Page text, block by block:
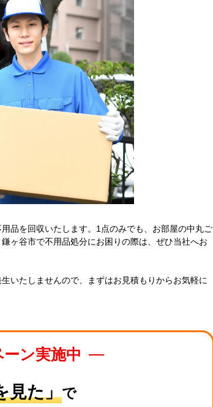
品を回収いたします。1点のみでも、お部屋の中丸ご
ヶ谷市で不用品処分にお困りの際は、ぜひ当社へお
いたしませんので、まずはお見積もりからお気軽に
ン実施中
見た」 で